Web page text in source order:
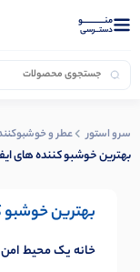
منــــــــــــو
دستــرسی
سرو استور عطر و
بهترین خوشبو کننده های
بهترین خوشبو
خانه یک محیط امن